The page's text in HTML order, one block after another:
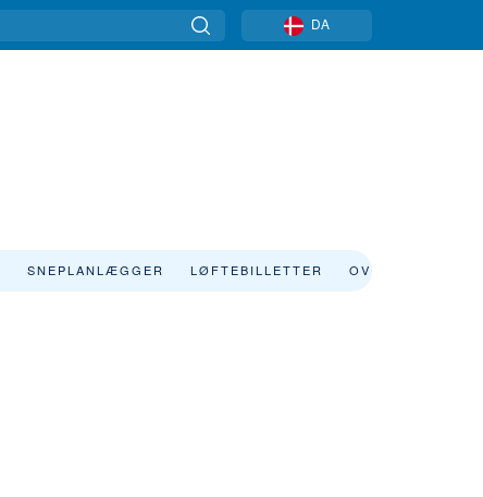
DA
SNEPLANLÆGGER LØFTEBILLETTER OVERNATNING